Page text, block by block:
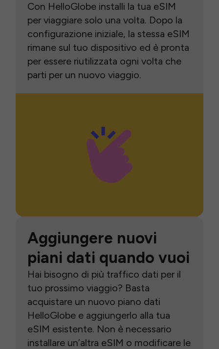
Con HelloGlobe installi la tua eSIM
per viaggiare solo una volta. Dopo la
configurazione iniziale, la stessa eSIM
rimane sul tuo dispositivo ed è pronta
per essere riutilizzata ogni volta che
parti per un nuovo viaggio.
Aggiungere nuovi
piani dati quando vuoi
Hai bisogno di più traffico dati per il
tuo prossimo viaggio? Basta
acquistare un nuovo piano dati
HelloGlobe e aggiungerlo alla tua
eSIM esistente. Non è necessario
installare un’altra eSIM o modificare le